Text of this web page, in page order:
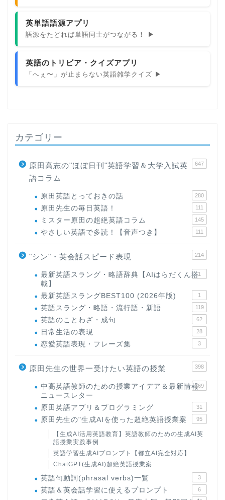
英単語語源アプリ
語源をたどれば単語同士がつながる！ ▶
英語のトリビア・クイズアプリ
「へぇ〜」が止まらない英語雑学クイズ ▶
カテゴリー
原田高志の"ほぼ日刊"英語学習＆大学入試英
語コラム
647
原田英語とっておきの話 280
原田先生の毎日英語！ 111
ミスター原田の超絶英語コラム 145
やさしい英語で多読！【音声つき】 111
"シン"・英会話スピード表現 214
最新英語スラング・略語辞典【AIはらだくん搭
載】
1
最新英語スラングBEST100 (2026年版) 1
英語スラング・略語・流行語・新語 119
英語のことわざ・成句 62
日常生活の表現 28
恋愛英語表現・フレーズ集 3
原田先生の世界一受けたい英語の授業 398
中高英語教師のための授業アイデア＆最新情報
ニュースレター
169
原田英語アプリ＆プログラミング 31
原田先生の"生成AIを使った超絶英語授業案 95
【生成AI活用英語教育】英語教師のための生成AI英
語授業実践事例
英語学習生成AIプロンプト【都立AI完全対応】
ChatGPT(生成AI)超絶英語授業案
英語句動詞(phrasal verbs)一覧 3
英語＆英会話学習に使えるプロンプト 6